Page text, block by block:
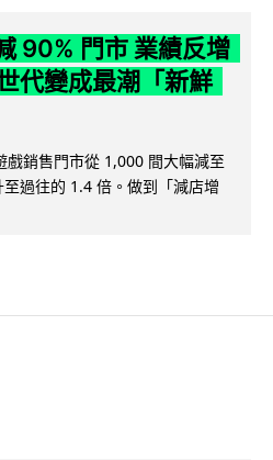
90% 門市 業績反增
代變成最潮「新鮮
戲銷售門市從 1,000 間大幅減至
過往的 1.4 倍。做到「減店增